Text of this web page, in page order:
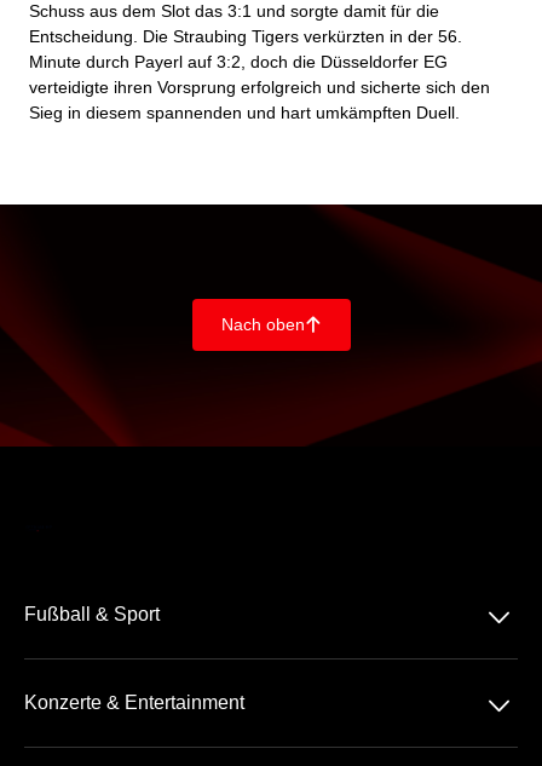
Schuss aus dem Slot das 3:1 und sorgte damit für die
Entscheidung. Die Straubing Tigers verkürzten in der 56.
Minute durch Payerl auf 3:2, doch die Düsseldorfer EG
verteidigte ihren Vorsprung erfolgreich und sicherte sich den
Sieg in diesem spannenden und hart umkämpften Duell.
Nach oben􀄨
Fußball & Sport 􀆈
Konzerte & Entertainment 􀆈